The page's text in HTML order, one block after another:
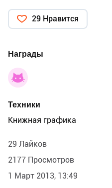
29 Нравится
Награды
Техники
Книжная графика
29 Лайков
2177 Просмотров
1 Март 2013, 13:49